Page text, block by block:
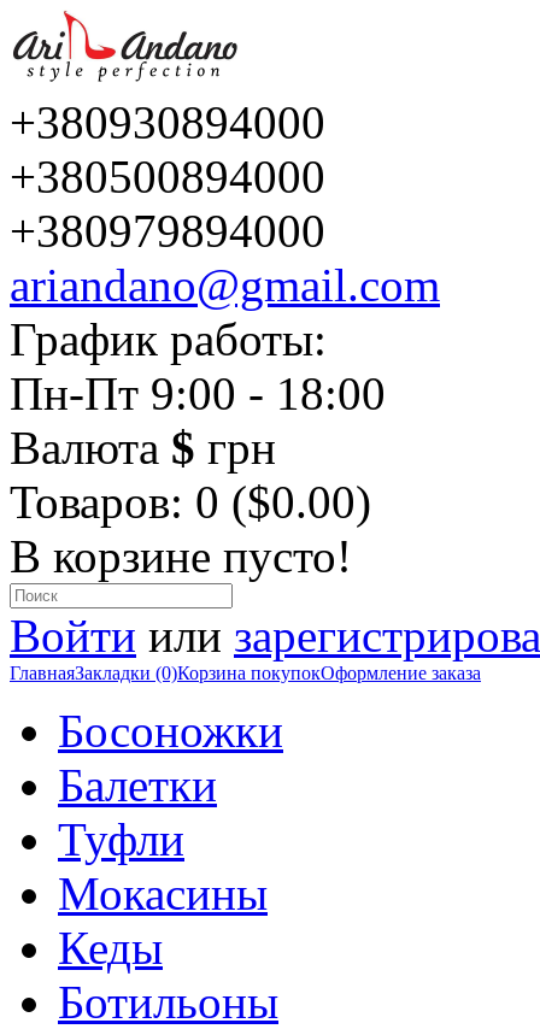
+380930894000
+380500894000
+380979894000
ariandano@gmail.com
График работы:
Пн-Пт 9:00 - 18:00
Валюта $ грн
Товаров: 0 ($0.00)
В корзине пусто!
Войти или
ГлавнаяЗакладки (0)Корзина покупокОформление заказа
Босоножки
Балетки
Туфли
Мокасины
Кеды
Ботильоны